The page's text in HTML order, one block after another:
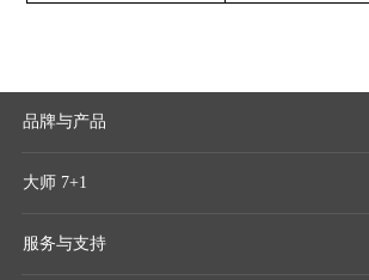
品牌与产品
大师 7+1
服务与支持